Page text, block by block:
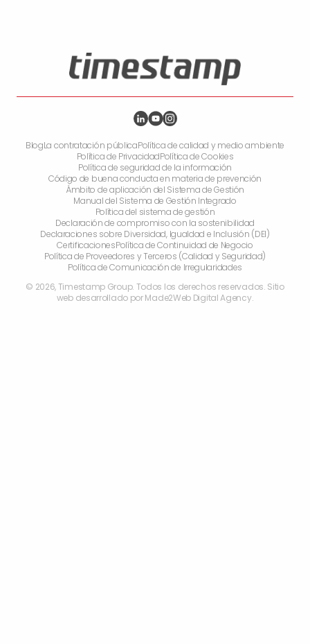
BlogLa contratación públicaPolítica de calidad y medio ambiente
Política de PrivacidadPolítica de Cookies
Política de seguridad de la información
Código de buena conducta en materia de prevención
Ámbito de aplicación del Sistema de Gestión
Manual del Sistema de Gestión Integrado
Política del sistema de gestión
Declaración de compromiso con la sostenibilidad
Declaraciones sobre Diversidad, Igualdad e Inclusión (DEI)
CertificacionesPolítica de Continuidad de Negocio
Política de Proveedores y Terceros (Calidad y Seguridad)
Política de Comunicación de Irregularidades
© 2026,Timestamp Group. Todos los derechos reservados. Sitio
web desarrollado porMade2Web Digital Agency.